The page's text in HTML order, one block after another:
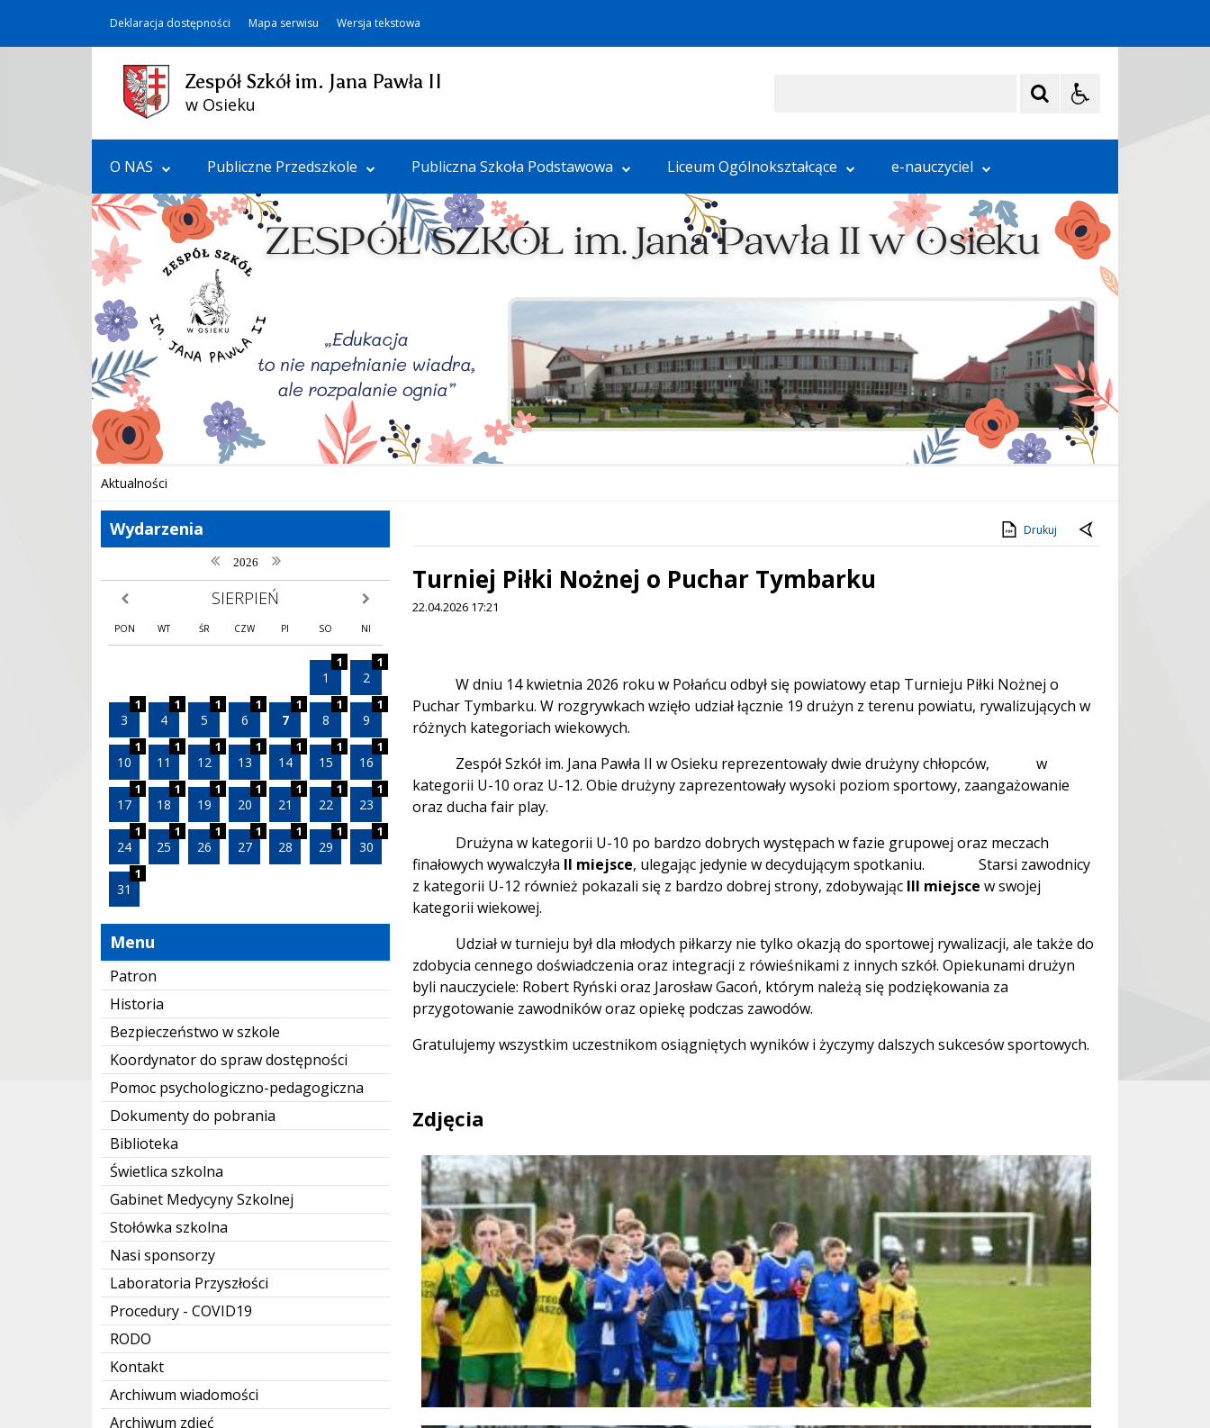
Deklaracja dostępności Mapa serwisu Wersja tekstowa
Zespół Szkół im. Jana Pawła II
w Osieku
O NAS Publiczne Przedszkole Publiczna Szkoła Podstawowa Liceum Ogólnokształcące e-nauczyciel
Aktualności
Wydarzenia
poprzedni rok
2026 następny rok
poprzedni miesiąc SIERPIEŃ następny miesiąc
PON WT ŚR CZW PI SO NI
1
1
2
1
3
1
4
1
5
1
6
1
7
1
8
1
9
1
10
1
11
1
12
1
13
1
14
1
15
1
16
1
17
1
18
1
19
1
20
1
21
1
22
1
23
1
24
1
25
1
26
1
27
1
28
1
29
1
30
1
31
1
Menu
Patron
Historia
Bezpieczeństwo w szkole
Koordynator do spraw dostępności
Pomoc psychologiczno-pedagogiczna
Dokumenty do pobrania
Biblioteka
Świetlica szkolna
Gabinet Medycyny Szkolnej
Stołówka szkolna
Nasi sponsorzy
Laboratoria Przyszłości
Procedury - COVID19
RODO
Kontakt
Archiwum wiadomości
Archiwum zdjęć
Drukuj
Turniej Piłki Nożnej o Puchar Tymbarku
22.04.2026 17:21
W dniu 14 kwietnia 2026 roku w Połańcu odbył się powiatowy etap Turnieju Piłki Nożnej o
Puchar Tymbarku. W rozgrywkach wzięło udział łącznie 19 drużyn z terenu powiatu, rywalizujących w
różnych kategoriach wiekowych.
Zespół Szkół im. Jana Pawła II w Osieku reprezentowały dwie drużyny chłopców, w
kategorii U-10 oraz U-12. Obie drużyny zaprezentowały wysoki poziom sportowy, zaangażowanie
oraz ducha fair play.
Drużyna w kategorii U-10 po bardzo dobrych występach w fazie grupowej oraz meczach
finałowych wywalczyła II miejsce, ulegając jedynie w decydującym spotkaniu. Starsi zawodnicy
z kategorii U-12 również pokazali się z bardzo dobrej strony, zdobywając III miejsce w swojej
kategorii wiekowej.
Udział w turnieju był dla młodych piłkarzy nie tylko okazją do sportowej rywalizacji, ale także do
zdobycia cennego doświadczenia oraz integracji z rówieśnikami z innych szkół. Opiekunami drużyn
byli nauczyciele: Robert Ryński oraz Jarosław Gacoń, którym należą się podziękowania za
przygotowanie zawodników oraz opiekę podczas zawodów.
Gratulujemy wszystkim uczestnikom osiągniętych wyników i życzymy dalszych sukcesów sportowych.
Zdjęcia